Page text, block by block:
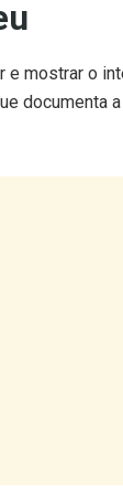
mostrar o
locais